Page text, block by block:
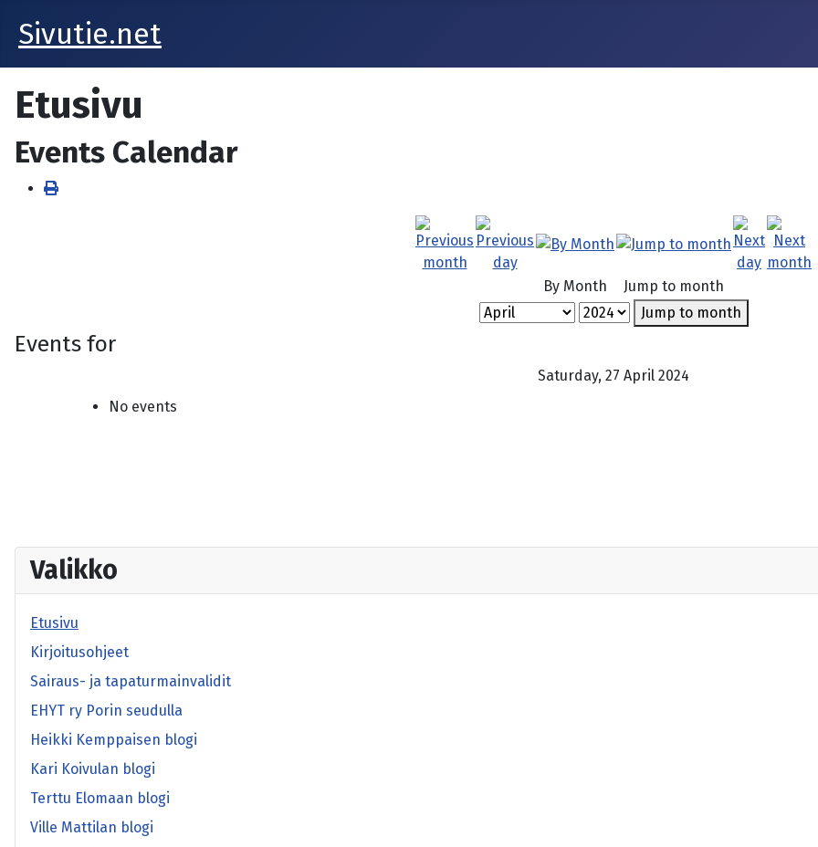
Sivutie.net
Etusivu
Events Calendar
By Month
Jump to month
Jump to month
Events for
Saturday, 27 April 2024
No events
Valikko
Etusivu
Kirjoitusohjeet
Sairaus- ja tapaturmainvalidit
EHYT ry Porin seudulla
Heikki Kemppaisen blogi
Kari Koivulan blogi
Terttu Elomaan blogi
Ville Mattilan blogi